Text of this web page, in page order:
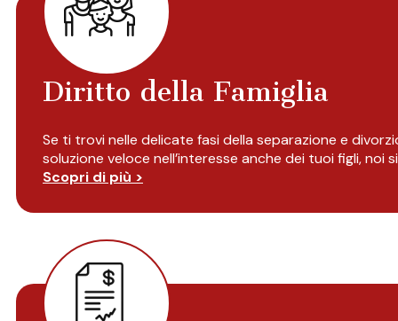
Diritto della Famiglia
Se ti trovi nelle delicate fasi della separazione e
soluzione veloce nell’interesse anche dei tuoi figli, noi
Scopri di più >